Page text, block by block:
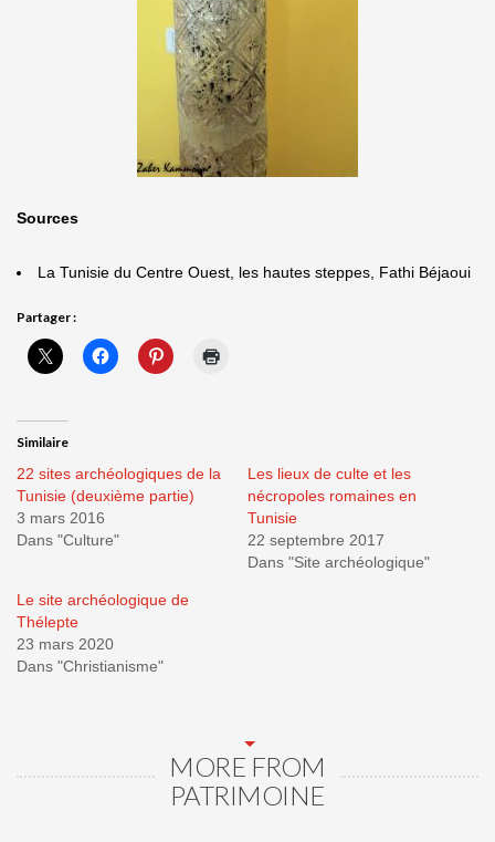
Sources
La Tunisie du Centre Ouest, les hautes steppes, Fathi Béjaoui
Partager :
Similaire
22 sites archéologiques de la
Tunisie (deuxième partie)
3 mars 2016
Dans "Culture"
Les lieux de culte et les
nécropoles romaines en
Tunisie
22 septembre 2017
Dans "Site archéologique"
Le site archéologique de
Thélepte
23 mars 2020
Dans "Christianisme"
MORE FROM
PATRIMOINE